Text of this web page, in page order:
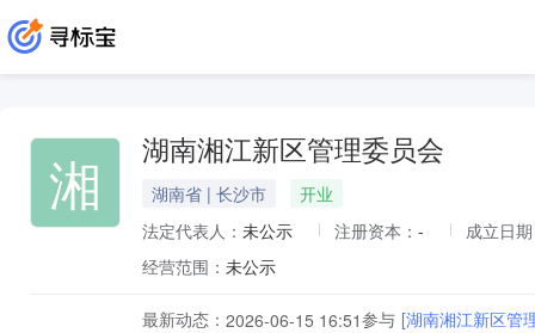
湘 湖南湘江新区管理委员会
湖南省 | 长沙市
开业
法定代表人： 未公示 注册资本： -
成立日
经营范围： 未公示
最新动态： 2026-06-15 16:51参与 [湖南湘江新区管